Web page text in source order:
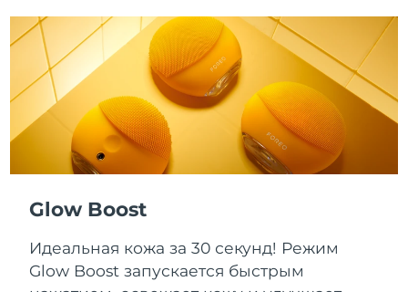
Glow Boost
Идеальная кожа за 30 секунд! Режим
Glow Boost запускается быстрым
Польша
Ожидаемая дата доставки
10/08/2026
Португалия
Ожидаемая дата доставки
09/08/2026
Пуэрто-Рико
Ожидаемая дата доставки
11/08/2026
Катар
Реюньон
Ожидаемая дата доставки